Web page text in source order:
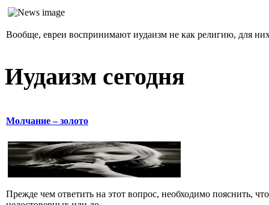
Вообще, евреи воспринимают иудаизм не как религию, для
Иудаизм сегодня
Молчание – золото
Прежде чем ответить на этот вопрос, необходимо пояснить,